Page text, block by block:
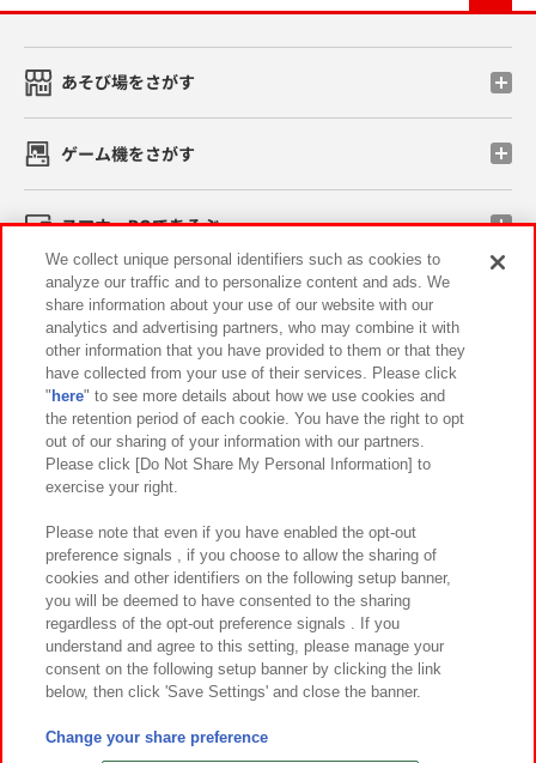
あそび場をさがす
ゲーム機をさがす
スマホ・PCであそぶ
イベント・キャンペーン
関連会社 サステナビリティ サイトポリシー
プライバシーポリシー ウェブアクセシビリティ方針と検証結果
お取引先さまとともに
カスタマーハラスメント対応方針 よくあるご質問・お問い合わせ
©Bandai Namco Amusement Inc.
©Bandai Namco Amusement Lab Inc.
We collect unique personal identifiers such as cookies to
analyze our traffic and to personalize content and ads. We
share information about your use of our website with our
analytics and advertising partners, who may combine it with
other information that you have provided to them or that they
have collected from your use of their services. Please click
" here" to see more details about how we use cookies and
the retention period of each cookie. You have the right to opt
out of our sharing of your information with our partners.
Please click [Do Not Share My Personal Information] to
exercise your right.
Please note that even if you have enabled the opt-out
preference signals , if you choose to allow the sharing of
cookies and other identifiers on the following setup banner,
you will be deemed to have consented to the sharing
regardless of the opt-out preference signals . If you
understand and agree to this setting, please manage your
consent on the following setup banner by clicking the link
below, then click 'Save Settings' and close the banner.
Change your share preference